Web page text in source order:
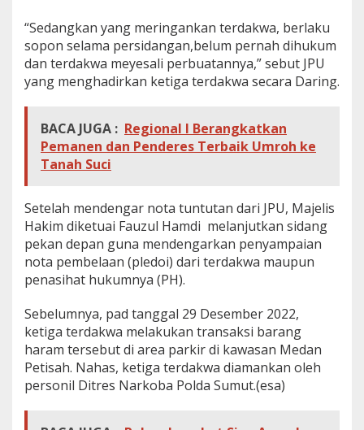
“Sedangkan yang meringankan terdakwa, berlaku
sopon selama persidangan,belum pernah dihukum
dan terdakwa meyesali perbuatannya,” sebut JPU
yang menghadirkan ketiga terdakwa secara Daring.
BACA JUGA : Regional I Berangkatkan
Pemanen dan Penderes Terbaik Umroh ke
Tanah Suci
Setelah mendengar nota tuntutan dari JPU, Majelis
Hakim diketuai Fauzul Hamdi melanjutkan sidang
pekan depan guna mendengarkan penyampaian
nota pembelaan (pledoi) dari terdakwa maupun
penasihat hukumnya (PH).
Sebelumnya, pad tanggal 29 Desember 2022,
ketiga terdakwa melakukan transaksi barang
haram tersebut di area parkir di kawasan Medan
Petisah. Nahas, ketiga terdakwa diamankan oleh
personil Ditres Narkoba Polda Sumut.(esa)